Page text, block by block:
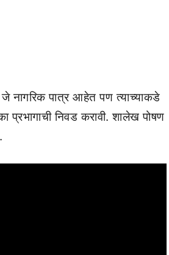
जे नागरिक पात्र आहेत पण त्याच्याकडे
प्रभागाची निवड करावी. शालेख पोषण